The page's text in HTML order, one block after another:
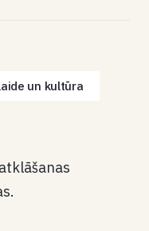
un kultūra